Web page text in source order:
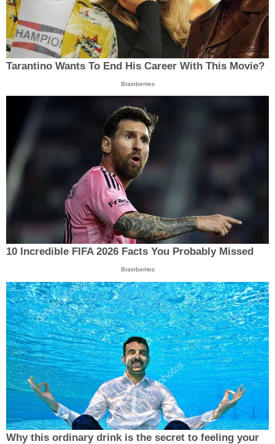
Tarantino Wants To End His Career With This Movie?
Brainberries
10 Incredible FIFA 2026 Facts You Probably Missed
Brainberries
Why this ordinary drink is the secret to feeling your